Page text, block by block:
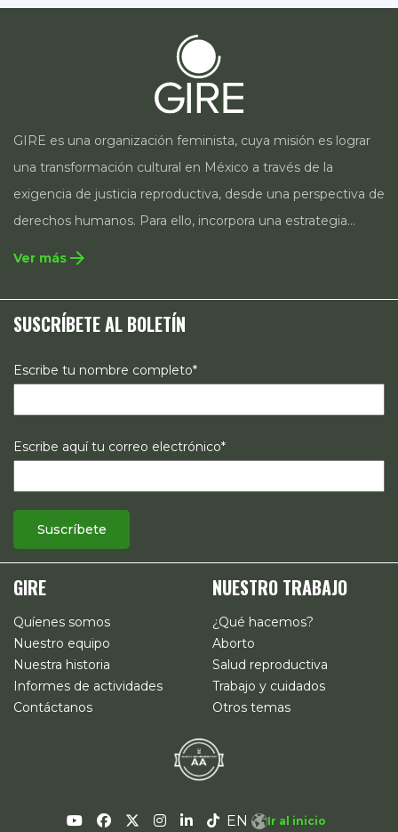
GIRE es una organización feminista, cuya misión es lograr
una transformación cultural en México a través de la
exigencia de justicia reproductiva, desde una perspectiva de
derechos humanos. Para ello, incorpora una estrategia
integral que contempla la incidencia en legislación y
estrategias de comunicación e investigación sobre el
estado de los derechos reproductivos en México.
Ver más arrow_forward
SUSCRÍBETE AL BOLETÍN
Escribe tu nombre completo*
Escribe aquí tu correo electrónico*
GIRE
Quíenes somos
Nuestro equipo
Nuestra historia
Informes de actividades
Contáctanos
NUESTRO TRABAJO
¿Qué hacemos?
Aborto
Salud reproductiva
Trabajo y cuidados
Otros temas
EN Ir al inicio